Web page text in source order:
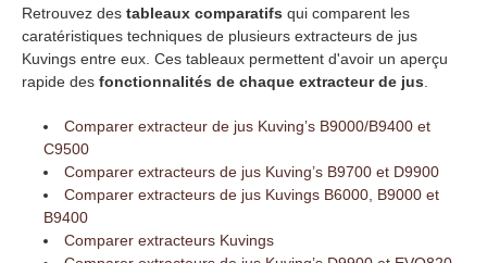
Retrouvez des tableaux comparatifs qui comparent les
caratéristiques techniques de plusieurs extracteurs de jus
Kuvings entre eux. Ces tableaux permettent d'avoir un aperçu
rapide des fonctionnalités de chaque extracteur de jus
Comparer extracteur de jus Kuving’s B9000/B9400 et
C9500
Comparer extracteurs de jus Kuving’s B9700 et D9900
Comparer extracteurs de jus Kuvings B6000, B9000 et
B9400
Comparer extracteurs Kuvings